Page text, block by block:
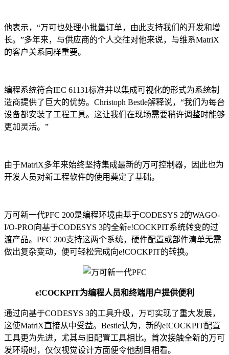
他表示，“万可也处理小批量订单，由此支持我们的开发和增
长。”多年来，与供应商的个人交往对他来说，与维系MatriX
的客户关系同样重要。
编程系统符合IEC 61131标准并以集成可视化的形式为系统制
造商提供了巨大的优势。Christoph Bestle解释说，“我们为每台
设备都安装了工程工具。这让我们在现场需要稍许调整时能够
更加灵活。”
由于MatriX多年来始终坚持集成最新的万可控制器，因此也为
开发人员对新工程软件的使用奠定了基础。
万可新一代PFC 200是编程环境由基于CODESYS 2的WAGO-
I/O-PRO向基于CODESYS 3的全新e!COCKPIT系统转变的过
渡产品。PFC 200支持这两个系统，硬件配置或部件清单无需
做出复杂变动，便可轻松完成向e!COCKPIT的转换。
e!COCKPIT为编程人员和终端用户提供便利
通过向基于CODESYS 3的工具升级，万可实现了重大发展，
这使MatriX直接从中受益。Bestle认为，新的e!COCKPIT配置
工具更为先进，尤其与旧配置工具相比。首次接触全新的万可
发环境时，仅仅视觉设计方面便令他刮目相看。